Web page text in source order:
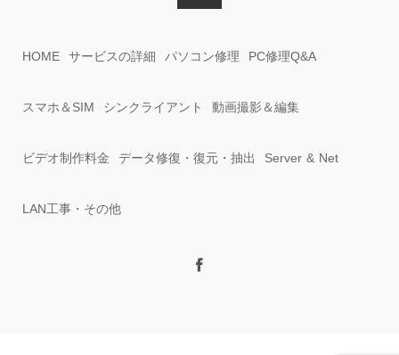
HOME サービスの詳細 パソコン修理 PC修理Q&A
スマホ＆SIM シンクライアント 動画撮影＆編集
ビデオ制作料金 データ修復・復元・抽出 Server & Net
LAN工事・その他